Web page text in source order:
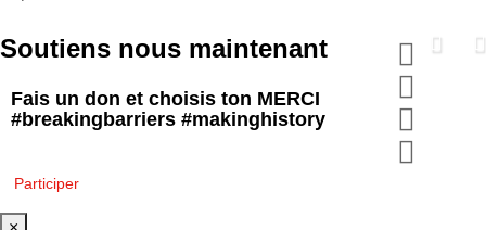
Soutiens nous maintenant
Fais un don et choisis ton MERCI
#breakingbarriers #makinghistory
Participer